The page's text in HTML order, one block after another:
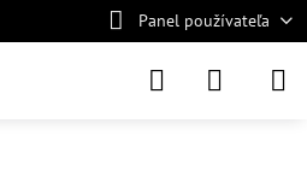
Panel používateľa